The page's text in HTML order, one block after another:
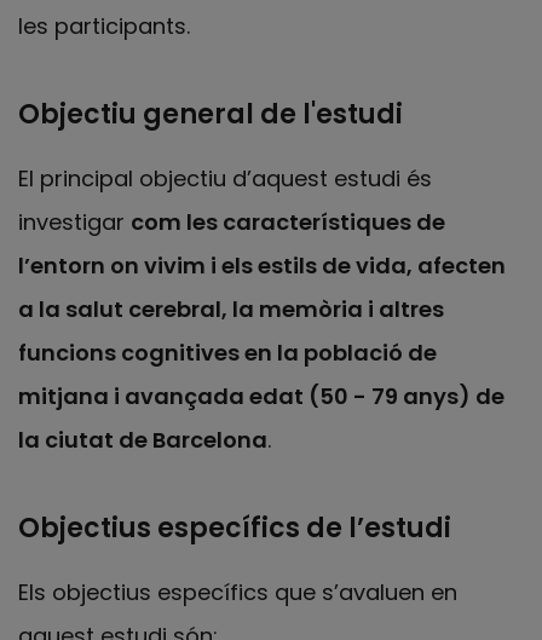
les participants.
Objectiu general de l'estudi
El principal objectiu d’aquest estudi és
investigar com les característiques de
l’entorn on vivim i els estils de vida, afecten
a la salut cerebral, la memòria i altres
funcions cognitives en la població de
mitjana i avançada edat (50 - 79 anys) de
la ciutat de Barcelona.
Objectius específics de l’estudi
Els objectius específics que s’avaluen en